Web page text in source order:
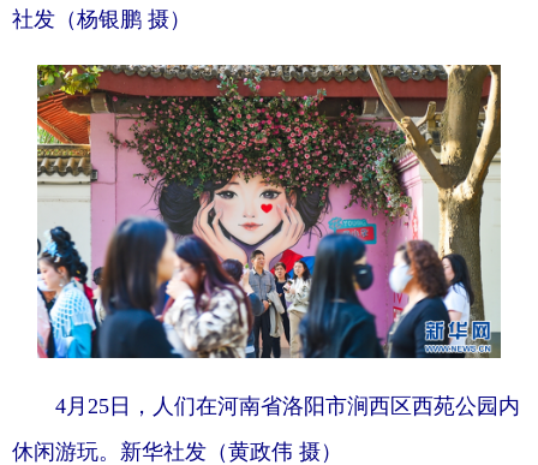
社发（杨银鹏 摄）
4月25日，人们在河南省洛阳市涧西区西苑公园内
休闲游玩。新华社发（黄政伟 摄）